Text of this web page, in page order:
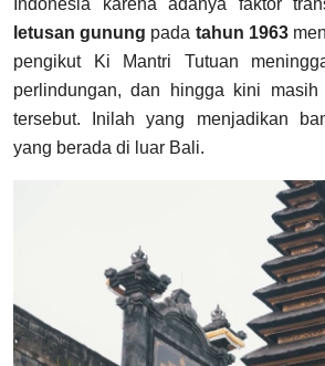
letusan gunung pada tahun 1963
pengikut Ki Mantri Tutuan
perlindungan, dan hingga kini
tersebut. Inilah yang menjadikan
yang berada di luar Bali.